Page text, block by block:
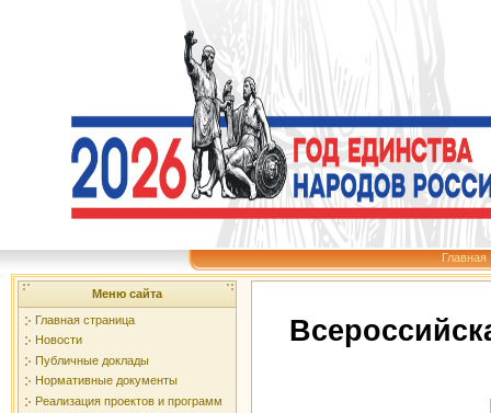
Главная
Меню сайта
Главная страница
Новости
Публичные доклады
Нормативные документы
Реализация проектов и программ